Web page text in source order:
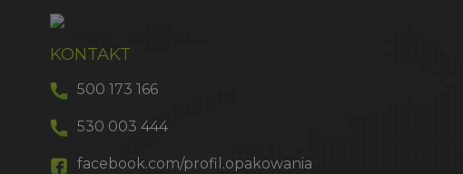
KONTAKT
500 173 166
530 003 444
facebook.com/profil.opakowania